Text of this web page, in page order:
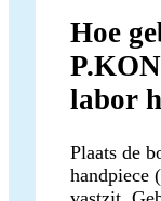
Hoe
labor
Plaats de
handpiece